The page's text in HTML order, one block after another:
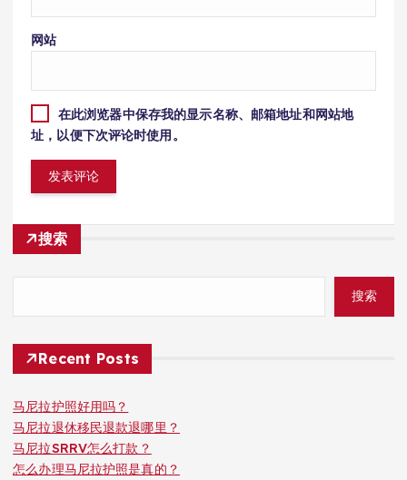
网站
在此浏览器中保存我的显示名称、邮箱地址和网站地
址，以便下次评论时使用。
搜索
搜索
Recent Posts
马尼拉护照好用吗？
马尼拉退休移民退款退哪里？
马尼拉SRRV怎么打款？
怎么办理马尼拉护照是真的？